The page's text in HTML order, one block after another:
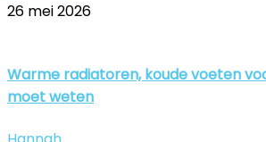
26 mei 2026
Warme radiatoren, koude voeten
moet weten